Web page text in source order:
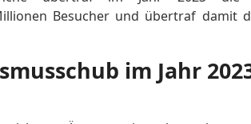
Besucher und übertraf damit
Konflikts und unterstreicht die...
im Jahr